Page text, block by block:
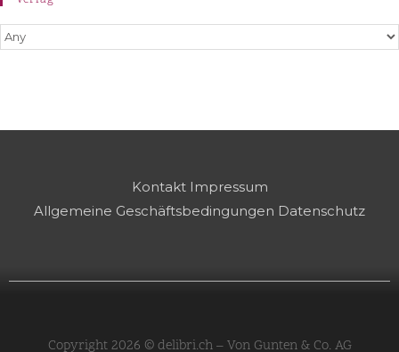
Kontakt Impressum
Allgemeine Geschäftsbedingungen Datenschutz
Copyright 2026 © delibri.ch – Von Gunten & Co. AG